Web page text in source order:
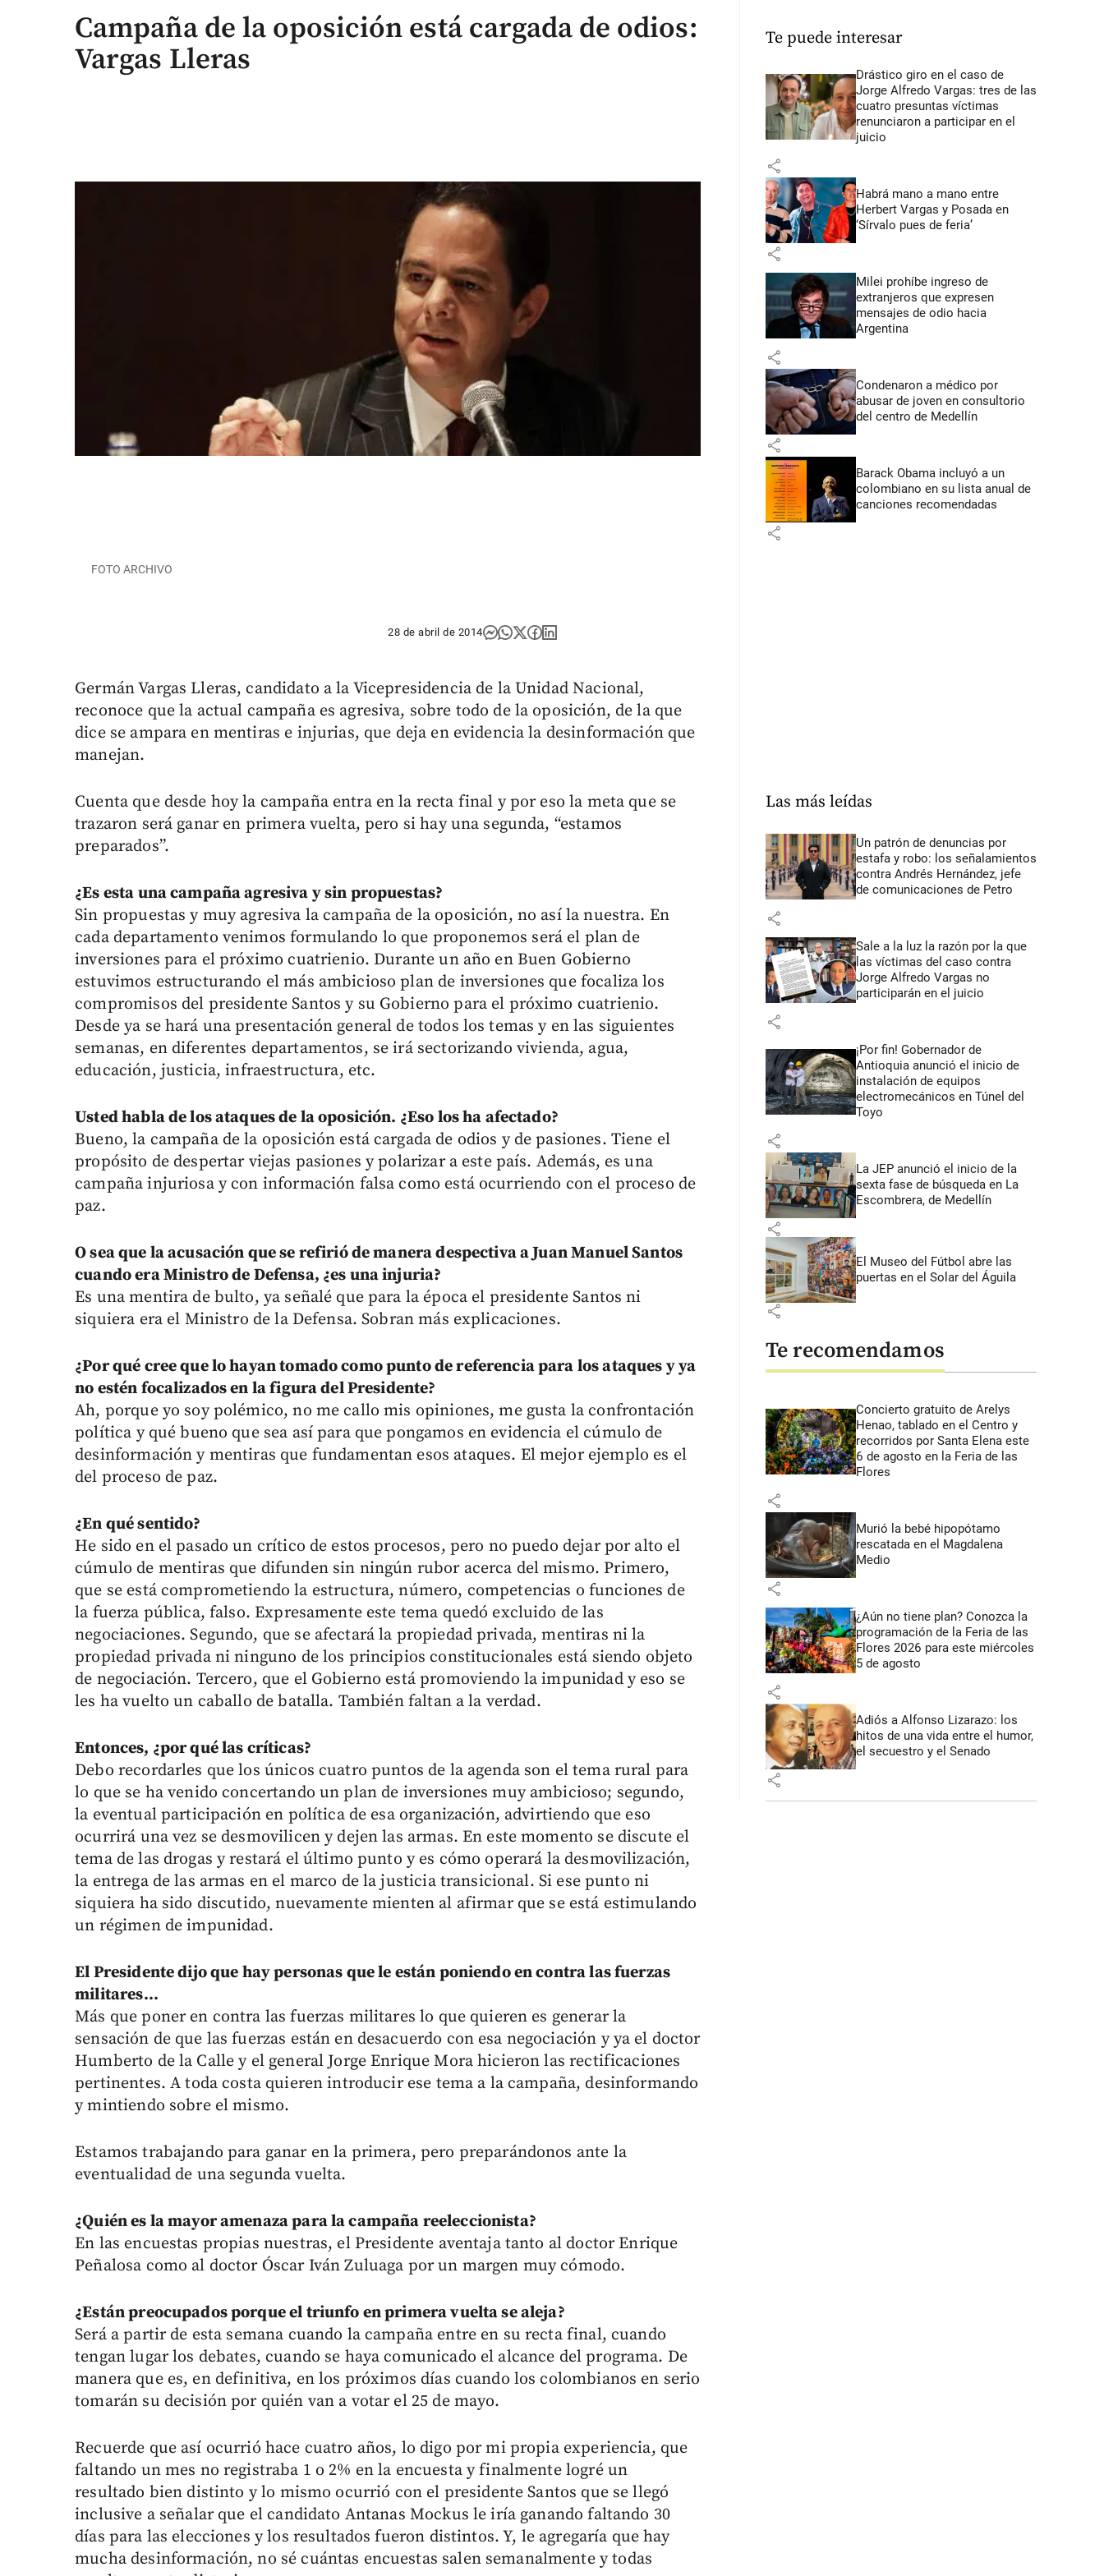
Campaña de la oposición está cargada de odios:
Vargas Lleras
FOTO ARCHIVO
28 de abril de 2014
Germán Vargas Lleras, candidato a la Vicepresidencia de la Unidad Nacional,
reconoce que la actual campaña es agresiva, sobre todo de la oposición, de la que
dice se ampara en mentiras e injurias, que deja en evidencia la desinformación que
manejan.
Cuenta que desde hoy la campaña entra en la recta final y por eso la meta que se
trazaron será ganar en primera vuelta, pero si hay una segunda, “estamos
preparados”.
¿Es esta una campaña agresiva y sin propuestas?
Sin propuestas y muy agresiva la campaña de la oposición, no así la nuestra. En
cada departamento venimos formulando lo que proponemos será el plan de
inversiones para el próximo cuatrienio. Durante un año en Buen Gobierno
estuvimos estructurando el más ambicioso plan de inversiones que focaliza los
compromisos del presidente Santos y su Gobierno para el próximo cuatrienio.
Desde ya se hará una presentación general de todos los temas y en las siguientes
semanas, en diferentes departamentos, se irá sectorizando vivienda, agua,
educación, justicia, infraestructura, etc.
Usted habla de los ataques de la oposición. ¿Eso los ha afectado?
Bueno, la campaña de la oposición está cargada de odios y de pasiones. Tiene el
propósito de despertar viejas pasiones y polarizar a este país. Además, es una
campaña injuriosa y con información falsa como está ocurriendo con el proceso de
paz.
O sea que la acusación que se refirió de manera despectiva a Juan Manuel Santos
cuando era Ministro de Defensa, ¿es una injuria?
Es una mentira de bulto, ya señalé que para la época el presidente Santos ni
siquiera era el Ministro de la Defensa. Sobran más explicaciones.
¿Por qué cree que lo hayan tomado como punto de referencia para los ataques y ya
no estén focalizados en la figura del Presidente?
Ah, porque yo soy polémico, no me callo mis opiniones, me gusta la confrontación
política y qué bueno que sea así para que pongamos en evidencia el cúmulo de
desinformación y mentiras que fundamentan esos ataques. El mejor ejemplo es el
del proceso de paz.
¿En qué sentido?
He sido en el pasado un crítico de estos procesos, pero no puedo dejar por alto el
cúmulo de mentiras que difunden sin ningún rubor acerca del mismo. Primero,
que se está comprometiendo la estructura, número, competencias o funciones de
la fuerza pública, falso. Expresamente este tema quedó excluido de las
negociaciones. Segundo, que se afectará la propiedad privada, mentiras ni la
propiedad privada ni ninguno de los principios constitucionales está siendo objeto
de negociación. Tercero, que el Gobierno está promoviendo la impunidad y eso se
les ha vuelto un caballo de batalla. También faltan a la verdad.
Entonces, ¿por qué las críticas?
Debo recordarles que los únicos cuatro puntos de la agenda son el tema rural para
lo que se ha venido concertando un plan de inversiones muy ambicioso; segundo,
la eventual participación en política de esa organización, advirtiendo que eso
ocurrirá una vez se desmovilicen y dejen las armas. En este momento se discute el
tema de las drogas y restará el último punto y es cómo operará la desmovilización,
la entrega de las armas en el marco de la justicia transicional. Si ese punto ni
siquiera ha sido discutido, nuevamente mienten al afirmar que se está estimulando
un régimen de impunidad.
El Presidente dijo que hay personas que le están poniendo en contra las fuerzas
militares...
Más que poner en contra las fuerzas militares lo que quieren es generar la
sensación de que las fuerzas están en desacuerdo con esa negociación y ya el doctor
Humberto de la Calle y el general Jorge Enrique Mora hicieron las rectificaciones
pertinentes. A toda costa quieren introducir ese tema a la campaña, desinformando
y mintiendo sobre el mismo.
Estamos trabajando para ganar en la primera, pero preparándonos ante la
eventualidad de una segunda vuelta.
¿Quién es la mayor amenaza para la campaña reeleccionista?
En las encuestas propias nuestras, el Presidente aventaja tanto al doctor Enrique
Peñalosa como al doctor Óscar Iván Zuluaga por un margen muy cómodo.
¿Están preocupados porque el triunfo en primera vuelta se aleja?
Será a partir de esta semana cuando la campaña entre en su recta final, cuando
tengan lugar los debates, cuando se haya comunicado el alcance del programa. De
manera que es, en definitiva, en los próximos días cuando los colombianos en serio
tomarán su decisión por quién van a votar el 25 de mayo.
Recuerde que así ocurrió hace cuatro años, lo digo por mi propia experiencia, que
faltando un mes no registraba 1 o 2% en la encuesta y finalmente logré un
resultado bien distinto y lo mismo ocurrió con el presidente Santos que se llegó
inclusive a señalar que el candidato Antanas Mockus le iría ganando faltando 30
días para las elecciones y los resultados fueron distintos. Y, le agregaría que hay
mucha desinformación, no sé cuántas encuestas salen semanalmente y todas
Te puede interesar
Drástico giro en el caso de
Jorge Alfredo Vargas: tres de las
cuatro presuntas víctimas
renunciaron a participar en el
juicio
share
Habrá mano a mano entre
Herbert Vargas y Posada en
‘Sírvalo pues de feria’
share
Milei prohíbe ingreso de
extranjeros que expresen
mensajes de odio hacia
Argentina
share
Condenaron a médico por
abusar de joven en consultorio
del centro de Medellín
share
Barack Obama incluyó a un
colombiano en su lista anual de
canciones recomendadas
share
Las más leídas
Un patrón de denuncias por
estafa y robo: los señalamientos
contra Andrés Hernández, jefe
de comunicaciones de Petro
share
Sale a la luz la razón por la que
las víctimas del caso contra
Jorge Alfredo Vargas no
participarán en el juicio
share
¡Por fin! Gobernador de
Antioquia anunció el inicio de
instalación de equipos
electromecánicos en Túnel del
Toyo
share
La JEP anunció el inicio de la
sexta fase de búsqueda en La
Escombrera, de Medellín
share
El Museo del Fútbol abre las
puertas en el Solar del Águila
share
Te recomendamos
Concierto gratuito de Arelys
Henao, tablado en el Centro y
recorridos por Santa Elena este
6 de agosto en la Feria de las
Flores
share
Murió la bebé hipopótamo
rescatada en el Magdalena
Medio
share
¿Aún no tiene plan? Conozca la
programación de la Feria de las
Flores 2026 para este miércoles
5 de agosto
share
Adiós a Alfonso Lizarazo: los
hitos de una vida entre el humor,
el secuestro y el Senado
share